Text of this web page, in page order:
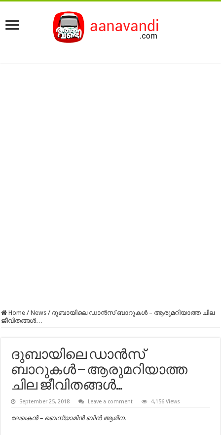
Home / News / ദുബായിലെ ഡാന്‍സ് ബാറുകള്‍ – ആരുമറിയാത്ത ചില
ജീവിതങ്ങൾ…
ദുബായിലെ ഡാന്‍സ്
ബാറുകള്‍ – ആരുമറിയാത്ത
ചില ജീവിതങ്ങൾ…
September 25, 2018 Leave a comment 4,156 Views
ലേഖകൻ – ബെന്യാമിന്‍ ബിന്‍ ആമിന.